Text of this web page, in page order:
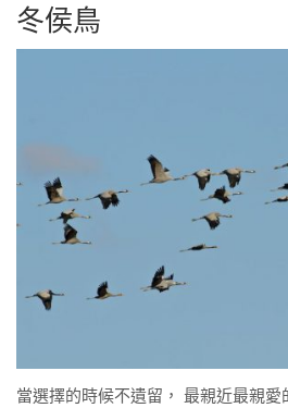
冬侯鳥
當選擇的時候不遺留， 最親近最親愛